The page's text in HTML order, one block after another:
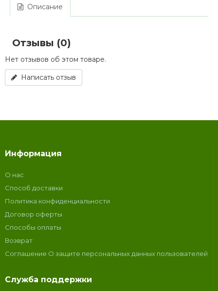
Описание
Отзывы (0)
Нет отзывов об этом товаре.
Написать отзыв
Информация
О нас
Способ доставки
Политика конфиденциальности
Договор оферты
Способы оплаты
Возврат
Соглашение О защите персональных данных пользователей
Служба поддержки